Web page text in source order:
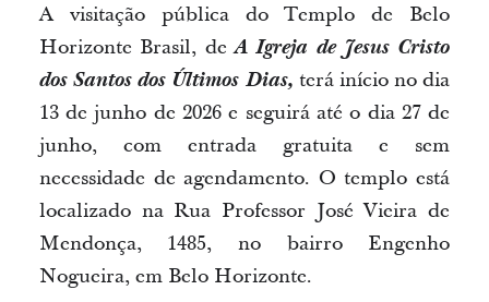
A visitação pública do Templo de Belo
Horizonte Brasil, deA Igreja de Jesus Cristo
dos Santos dos Últimos Dias, terá início no dia
13 de junho de 2026 e seguirá até o dia 27 de
junho, com entrada gratuita e sem
necessidade de agendamento. O templo está
localizado na Rua Professor José Vieira de
Mendonça, 1485, no bairro Engenho
Nogueira, em Belo Horizonte.